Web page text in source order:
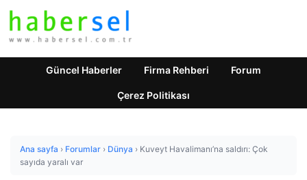
Güncel Haberler Firma Rehberi Forum
Çerez Politikası
Ana sayfa › Forumlar › Dünya › Kuveyt Havalimanı’na saldırı: Çok
sayıda yaralı var